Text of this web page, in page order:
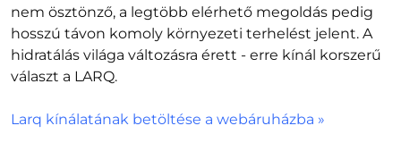
nem ösztönző, a legtöbb elérhető megoldás pedig
hosszú távon komoly környezeti terhelést jelent. A
hidratálás világa változásra érett - erre kínál korszerű
választ a LARQ.
Larq kínálatának betöltése a webáruházba »